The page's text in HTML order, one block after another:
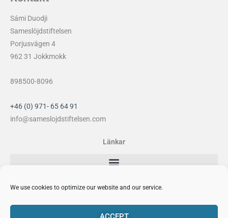
We use cookies to optimize our website and our service.
Sámi Duodji
Sameslöjdstiftelsen
Porjusvägen 4
962 31 Jokkmokk
898500-8096
+46 (0) 971- 65 64 91
info@sameslojdstiftelsen.com
Länkar
Sociala medier
F
I
n
Y
o
P